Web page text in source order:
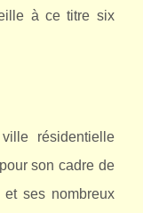
à ce titre six
résidentielle
son cadre de
ses nombreux